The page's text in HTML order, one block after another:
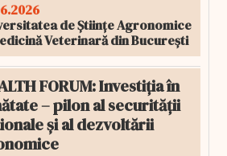
de Științe Agronomice
Veterinară din București
FORUM: Investiția în
– pilon al securității
și al dezvoltării